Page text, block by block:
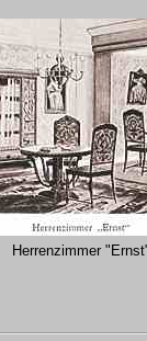
Herrenzimmer